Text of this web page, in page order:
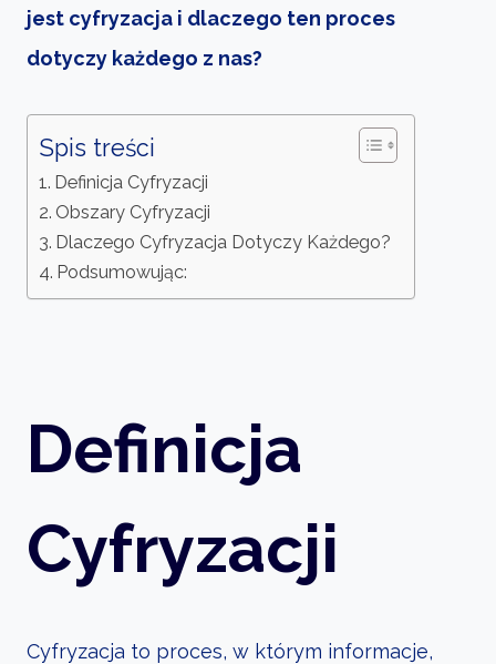
jest cyfryzacja i dlaczego ten proces
dotyczy każdego z nas?
Spis treści
Definicja Cyfryzacji
Obszary Cyfryzacji
Dlaczego Cyfryzacja Dotyczy Każdego?
Podsumowując:
Definicja
Cyfryzacji
Cyfryzacja to proces, w którym informacje,